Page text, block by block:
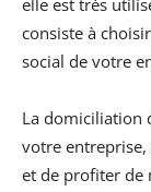
consiste à
social de votre
La domiciliation
votre
et de profiter de